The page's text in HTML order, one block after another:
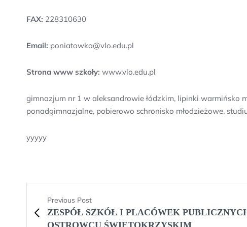
FAX: 228310630
Email: poniatowka@vlo.edu.pl
Strona www szkoły: www.vlo.edu.pl
gimnazjum nr 1 w aleksandrowie łódzkim, lipinki warmińsko
ponadgimnazjalne, pobierowo schronisko młodzieżowe,
yyyyy
Previous Post
ZESPÓŁ SZKÓŁ I PLACÓWEK
OSTROWCU ŚWIĘTOKRZYSKIM